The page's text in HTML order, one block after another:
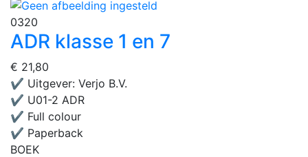
0320
ADR klasse 1 en 7
€ 21,80
✔ Uitgever: Verjo B.V.
✔ U01-2 ADR
✔ Full colour
✔ Paperback
BOEK